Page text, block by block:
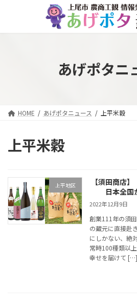
ン
ー
あげポタニ
HOME あげポタニュース 上平米穀
上平米穀
上平地区
【須田商店
日本全
2022年12月9日
創業111年の須
の蔵元に直接赴
にしかない、絶
常時100種類以
幸せを届けて […]